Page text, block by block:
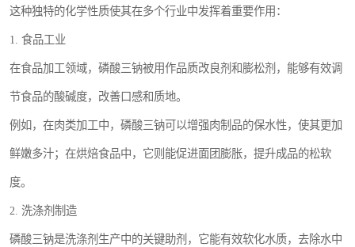
这种独特的化学性质使其在多个行业中发挥着重要作用：
1. 食品工业
在食品加工领域，磷酸三钠被用作品质改良剂和膨松剂，能够有效调
节食品的酸碱度，改善口感和质地。
例如，在肉类加工中，磷酸三钠可以增强肉制品的保水性，使其更加
鲜嫩多汁；在烘焙食品中，它则能促进面团膨胀，提升成品的松软
度。
2. 洗涤剂制造
磷酸三钠是洗涤剂生产中的关键助剂，它能有效软化水质，去除水中